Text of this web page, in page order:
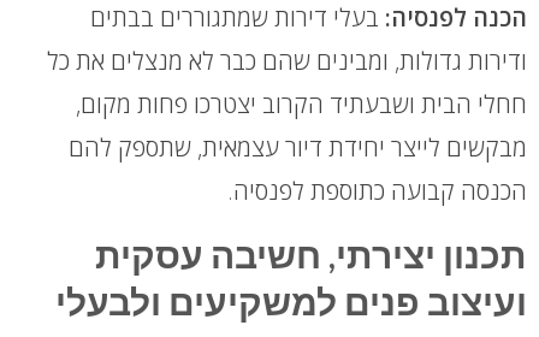
הכנה לפנסיה: בעלי דירות שמתגוררים בבתים
ודירות גדולות, ומבינים שהם כבר לא מנצלים את כל
חחלי הבית ושבעתיד הקרוב יצטרכו פחות מקום,
מבקשים לייצר יחידת דיור עצמאית, שתספק להם
הכנסה קבועה כתוספת לפנסיה.
תכנון יצירתי, חשיבה עסקית
ועיצוב פנים למשקיעים ולבעלי